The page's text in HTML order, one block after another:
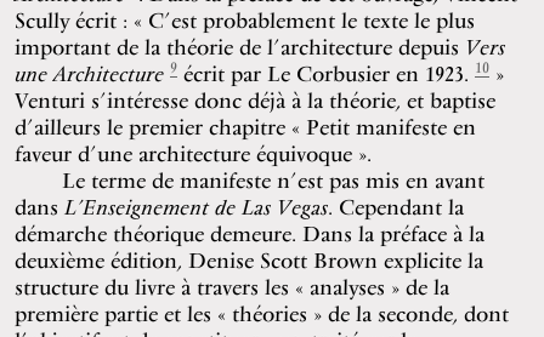
Scully écrit : « C’est probablement le texte le plus
important de la théorie de l’architecture depuis Vers
une Architecture 9écrit par Le Corbusier en 1923. 10»
Venturi s’intéresse donc déjà à la théorie, et baptise
d’ailleurs le premier chapitre « Petit manifeste en
faveur d’une architecture équivoque ».
Le terme de manifeste n’est pas mis en avant
dans L’Enseignement de Las Vegas. Cependant la
démarche théorique demeure. Dans la préface à la
deuxième édition, Denise Scott Brown explicite la
structure du livre à travers les « analyses » de la
première partie et les « théories » de la seconde, dont